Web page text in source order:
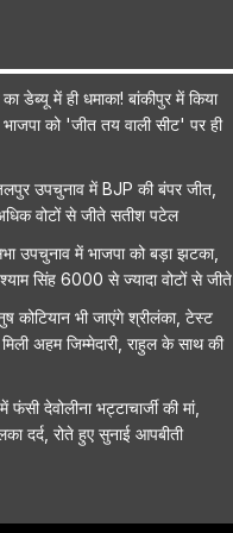
डेब्यू में ही धमाका! बांकीपुर में किया
को 'जीत तय वाली सीट' पर ही
उपचुनाव में BJP की बंपर जीत,
वोटों से जीते सतीश पटेल
उपचुनाव में भाजपा को बड़ा झटका,
सिंह 6000 से ज्यादा वोटों से जीते
कोटियान भी जाएंगे श्रीलंका, टेस्ट
अहम जिम्मेदारी, राहुल के साथ की
देवोलीना भट्टाचार्जी की मां,
दर्द, रोते हुए सुनाई आपबीती